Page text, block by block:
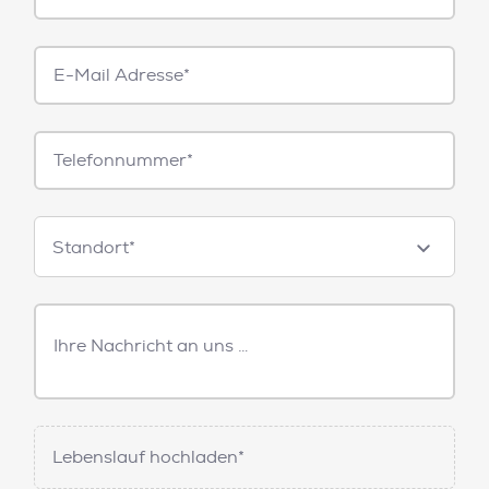
E-
Mail*
Telefonnummer
Standorte
Standort*
Freitext
Nachricht
Lebenslauf hochladen*